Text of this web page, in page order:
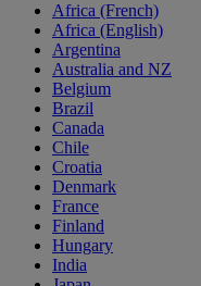
Africa (French)
Africa (English)
Argentina
Australia and NZ
Belgium
Brazil
Canada
Chile
Croatia
Denmark
France
Finland
Hungary
India